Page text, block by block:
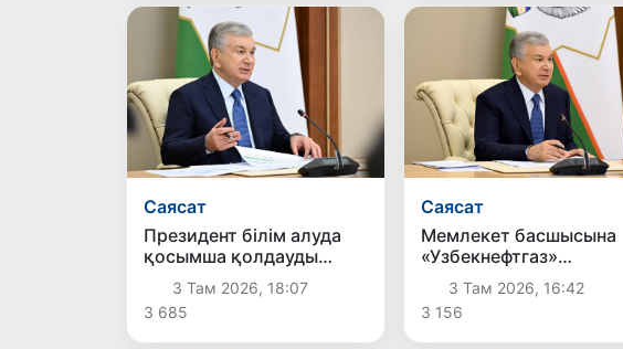
Саясат
Президент білім алуда
қосымша қолдауды
қажет ететін балаларды
қолдауға бағытталған
ұсыныстармен танысты
3 Там 2026, 18:07
3 685
Саясат
Мемлекет басшысына
«Узбекнефтгаз»
компаниясының
жартыжылдық қызметі
туралы есеп берілді
3 Там 2026, 16:42
3 156